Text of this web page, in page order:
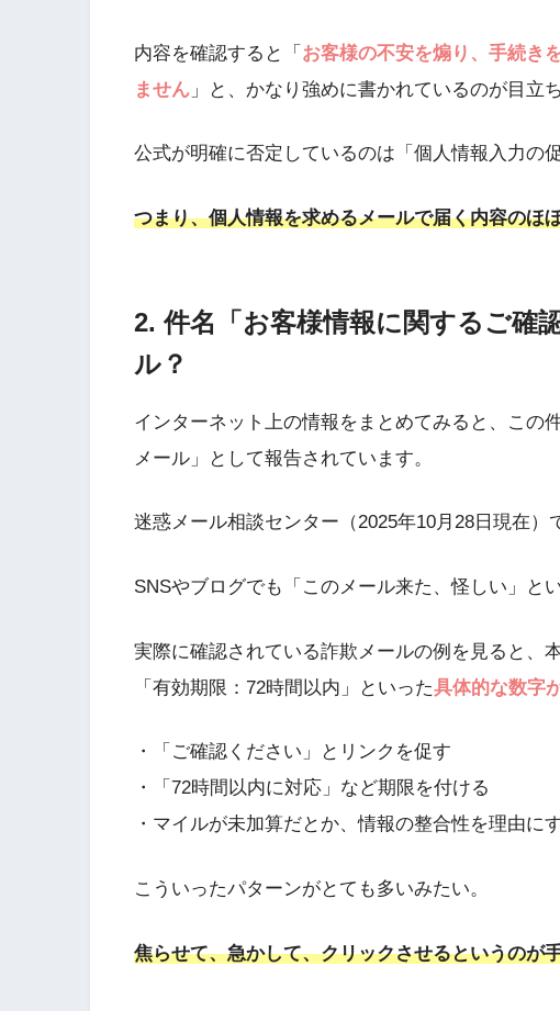
内容を確認すると「 お客様の不安を煽り、手続き
ません 」と、かなり強めに書かれているのが目立
公式が明確に否定しているのは「個人情報入力の
つまり、個人情報を求めるメールで届く内容のほ
2. 件名「お客様情報に関するご確
ル？
インターネット上の情報をまとめてみると、この
メール」として報告されています。
迷惑メール相談センター（2025年10月28日現在）
SNSやブログでも「このメール来た、怪しい」と
実際に確認されている詐欺メールの例を見ると、
「有効期限：72時間以内」といった具体的な数字
・「ご確認ください」とリンクを促す
・「72時間以内に対応」など期限を付ける
・マイルが未加算だとか、情報の整合性を理由に
こういったパターンがとても多いみたい。
焦らせて、急かして、クリックさせるというのが